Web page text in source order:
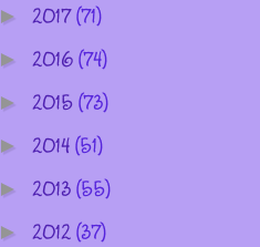
► 2017(71)
► 2016(74)
► 2015(73)
► 2014(51)
► 2013(55)
► 2012(37)